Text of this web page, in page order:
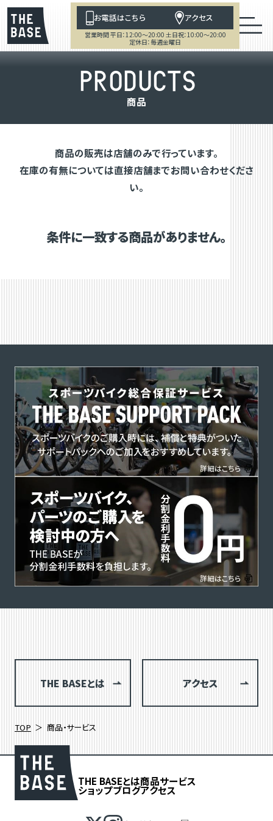
お電話はこちら アクセス
営業時間 平日：12:00～20:00 土日祝：10:00～20:00
定休日：毎週金曜日
PRODUCTS
商品
商品の販売は店舗のみで行っています。
在庫の有無については直接店舗までお問い合わせくださ
い。
条件に一致する商品がありません。
THE BASEとは アクセス
TOP 商品・サービス
THE BASEとは商品サービス
ショップブログアクセス